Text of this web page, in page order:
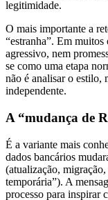
“estranha”. Em muitos
agressivo, nem
se como uma etapa
não é analisar o estilo,
independente.
dados bancários
(atualização, migração,
temporária”). A
processo para inspirar
vendedor, referências